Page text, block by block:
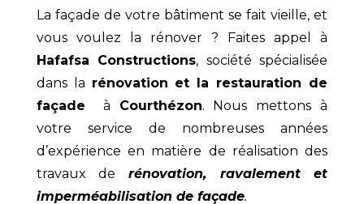
La façade de votre bâtiment se fait vieille, et
vous voulez la rénover ? Faites appel à
Hafafsa Constructions, société spécialisée
dans la rénovation et la restauration de
façade à Courthézon. Nous mettons à
votre service de nombreuses années
d’expérience en matière de réalisation des
travaux de rénovation, ravalement et
imperméabilisation de façade.